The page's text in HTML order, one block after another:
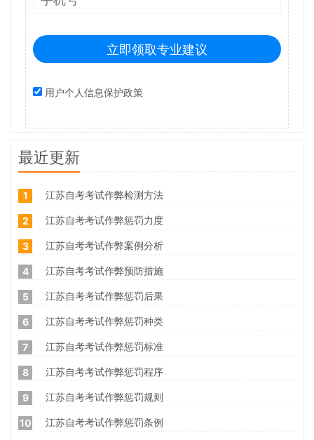
立即领取专业建议
用户个人信息保护政策
最近更新
1 江苏自考考试作弊检测方法
2 江苏自考考试作弊惩罚力度
3 江苏自考考试作弊案例分析
4 江苏自考考试作弊预防措施
5 江苏自考考试作弊惩罚后果
6 江苏自考考试作弊惩罚种类
7 江苏自考考试作弊惩罚标准
8 江苏自考考试作弊惩罚程序
9 江苏自考考试作弊惩罚规则
10 江苏自考考试作弊惩罚条例